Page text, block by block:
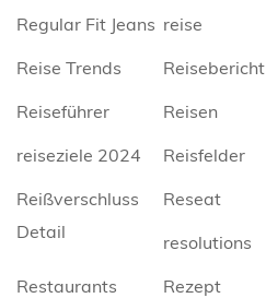
Regular Fit Jeans reise
Reise Trends
Reisebericht
Reiseführer
Reisen
reiseziele 2024
Reisfelder
Reißverschluss
Detail
Reseat
resolutions
Restaurants
Rezept